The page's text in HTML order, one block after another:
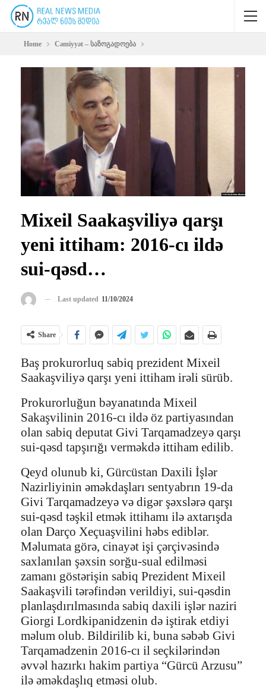
Home Cəmiyyət – საზოგადოება
Mixeil Saakaşviliyə qarşı
yeni ittiham: 2016-cı ildə
sui-qəsd…
Last updated 11/10/2024
Share
Baş prokurorluq sabiq prezident Mixeil
Saakaşviliyə qarşı yeni ittiham irəli sürüb.
Prokurorluğun bəyanatında Mixeil
Sakaşvilinin 2016-cı ildə öz partiyasından
olan sabiq deputat Givi Tarqamadzeyə qarşı
sui-qəsd tapşırığı verməkdə ittiham edilib.
Qeyd olunub ki, Gürcüstan Daxili İşlər
Nazirliyinin əməkdaşları sentyabrın 19-da
Givi Tarqamadzeyə və digər şəxslərə qarşı
sui-qəsd təşkil etmək ittihamı ilə axtarışda
olan Darço Xeçuaşvilini həbs ediblər.
Məlumata görə, cinayət işi çərçivəsində
saxlanılan şəxsin sorğu-sual edilməsi
zamanı göstərişin sabiq Prezident Mixeil
Saakaşvili tərəfindən verildiyi, sui-qəsdin
planlaşdırılmasında sabiq daxili işlər naziri
Giorgi Lordkipanidzenin də iştirak etdiyi
məlum olub. Bildirilib ki, buna səbəb Givi
Tarqamadzenin 2016-cı il seçkilərindən
əvvəl hazırkı hakim partiya “Gürcü Arzusu”
ilə əməkdaşlıq etməsi olub.